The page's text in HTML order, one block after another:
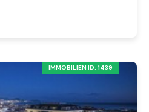
IMMOBILIEN ID: 1439